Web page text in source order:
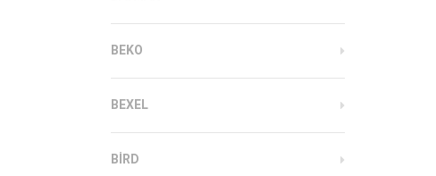
BEKO
BEXEL
BIRD